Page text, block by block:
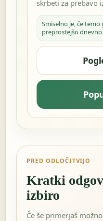
skrbeti za prebavo
Smiselno je, če
preprostejšo
PRED ODLOČITVIJO
Kratki
izbiro
Če še primerjaš